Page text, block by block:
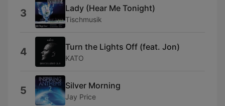
3 Lady (Hear Me Tonight)
Tischmusik
4 Turn the Lights Off (feat. Jon)
KATO
5 Silver Morning
Jay Price